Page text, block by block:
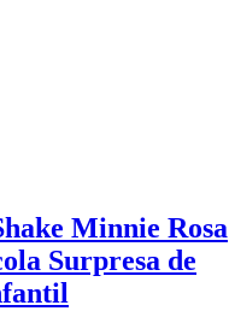
Minnie Rosa
Surpresa de